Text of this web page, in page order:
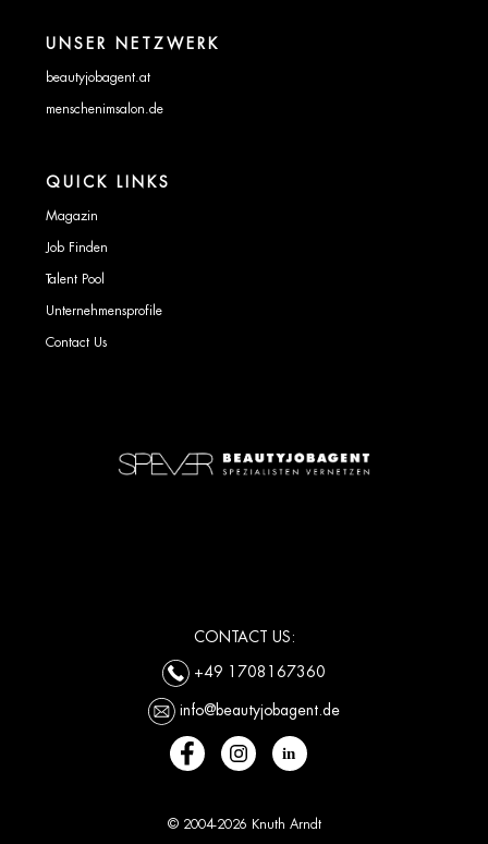
UNSER NETZWERK
beautyjobagent.at
menschenimsalon.de
QUICK LINKS
Magazin
Job Finden
Talent Pool
Unternehmensprofile
Contact Us
CONTACT US:
+49 1708167360
info@beautyjobagent.de
© 2004-2026 Knuth Arndt